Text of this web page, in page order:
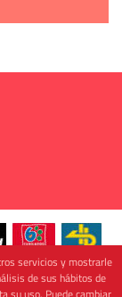
servicios y mostrarle
de sus hábitos de